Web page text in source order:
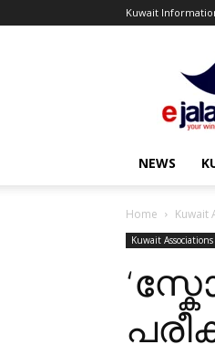
Kuwait
NEWS
Home Kuwait
Kuwait Associations